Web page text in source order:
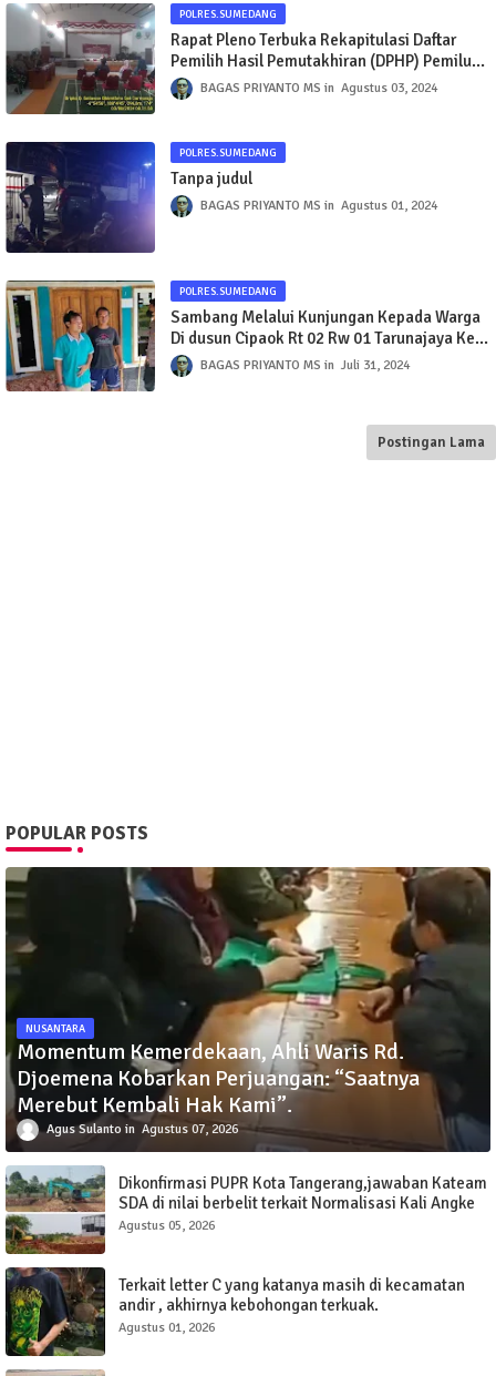
POLRES.SUMEDANG
Rapat Pleno Terbuka Rekapitulasi Daftar
Pemilih Hasil Pemutakhiran (DPHP) Pemilu
Tahun 2024 Tingkat Desa Sukaratu Kec.
Darmaraja Kab. Sumedang
BAGAS PRIYANTO MS Agustus 03, 2024
POLRES.SUMEDANG
Tanpa judul
BAGAS PRIYANTO MS Agustus 01, 2024
POLRES.SUMEDANG
Sambang Melalui Kunjungan Kepada Warga
Di dusun Cipaok Rt 02 Rw 01 Tarunajaya Kec.
Darmaraja Kab. Sumedang
BAGAS PRIYANTO MS Juli 31, 2024
Postingan Lama
POPULAR POSTS
NUSANTARA
Momentum Kemerdekaan, Ahli Waris Rd.
Djoemena Kobarkan Perjuangan: “Saatnya
Merebut Kembali Hak Kami”.
Agus Sulanto Agustus 07, 2026
Dikonfirmasi PUPR Kota Tangerang,jawaban Kateam
SDA di nilai berbelit terkait Normalisasi Kali Angke
Sudimara Pinang.
Agustus 05, 2026
Terkait letter C yang katanya masih di kecamatan
andir , akhirnya kebohongan terkuak.
Agustus 01, 2026